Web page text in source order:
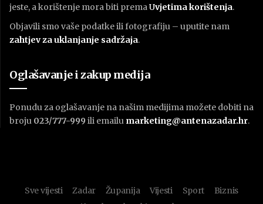
jeste, a korištenje mora biti premaUvjetima korištenja.
Objavili smo vaše podatke ili fotografiju – uputite nam
zahtjev za uklanjanje sadržaja.
Oglašavanje i zakup medija
Ponudu za oglašavanje na našim medijima možete dobiti na
broju 023/777-999 ili emailu marketing@antenazadar.hr.
Sve vijesti Zadar Županija Vijesti Sport
Biznis